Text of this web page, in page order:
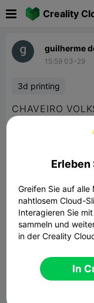
Creality
guilherme
15:59 03-29
3d printing
CHAVEIRO
Peugeot
Erleben
Greifen Sie auf
nahtlosem Cloud-
Interagieren Sie
sammeln und
in der Creality
In